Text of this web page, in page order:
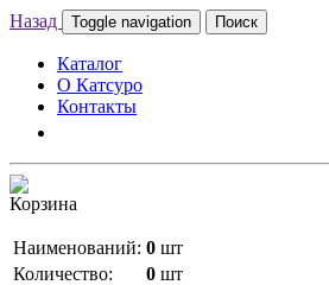
Назад Toggle navigation Поиск
Каталог
О Катсуро
Контакты
Корзина
Наименований: 0 шт
Количество:
0 шт